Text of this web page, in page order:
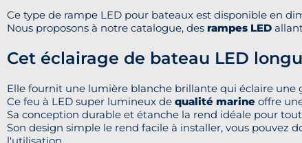
Ce type de rampe LED pour bateaux est disponible en
Nous proposons à notre catalogue, des rampes LED
Cet éclairage de bateau LED
Elle fournit une lumière blanche brillante qui éclaire une
Ce feu à LED super lumineux de qualité marine offre
Sa conception durable et étanche la rend idéale pour
Son design simple le rend facile à installer, vous pouvez
l'utilisation.